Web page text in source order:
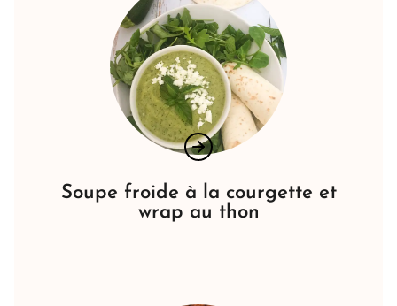
Soupe froide à la courgette et
wrap au thon